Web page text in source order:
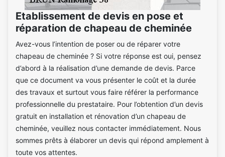
Etablissement de devis en pose et
réparation de chapeau de cheminée
Avez-vous l’intention de poser ou de réparer votre
chapeau de cheminée ? Si votre réponse est oui, pensez
d’abord à la réalisation d’une demande de devis. Parce
que ce document va vous présenter le coût et la durée
des travaux et surtout vous faire référer la performance
professionnelle du prestataire. Pour l’obtention d’un devis
gratuit en installation et rénovation d’un chapeau de
cheminée, veuillez nous contacter immédiatement. Nous
sommes prêts à élaborer un devis qui répond amplement à
toute vos attentes.